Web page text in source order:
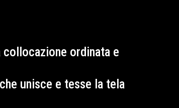
ordinata e
unisce e tesse la tela